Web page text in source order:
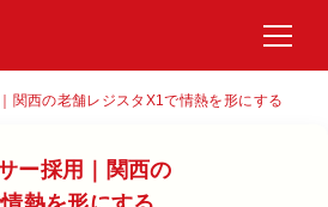
関西の老舗レジスタX1で情熱を形にする
ー採用｜関西の​